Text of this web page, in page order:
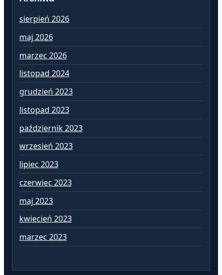
sierpień 2026
maj 2026
marzec 2026
listopad 2024
grudzień 2023
listopad 2023
październik 2023
wrzesień 2023
lipiec 2023
czerwiec 2023
maj 2023
kwiecień 2023
marzec 2023